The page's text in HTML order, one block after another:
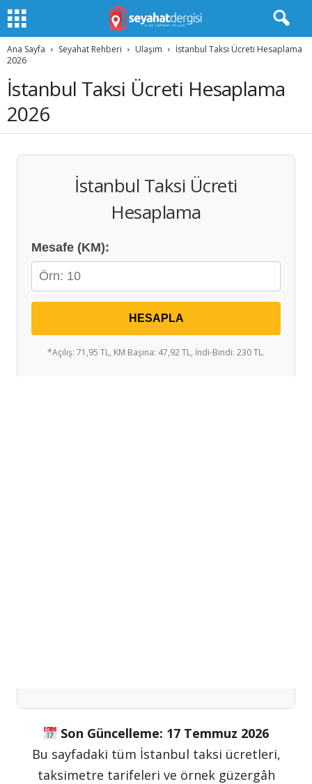
Ana Sayfa Seyahat Rehberi Ulaşım
İstanbul Taksi Ücreti Hesaplama
2026
İstanbul Taksi Ücreti Hesaplama
2026
İstanbul Taksi Ücreti
Hesaplama
Mesafe (KM):
HESAPLA
*Açılış: 71,95 TL, KM Başına: 47,92 TL, İndi-Bindi: 230 TL.
Son Güncelleme: 17 Temmuz 2026
Bu sayfadaki tüm İstanbul taksi ücretleri,
taksimetre tarifeleri ve örnek güzergâh